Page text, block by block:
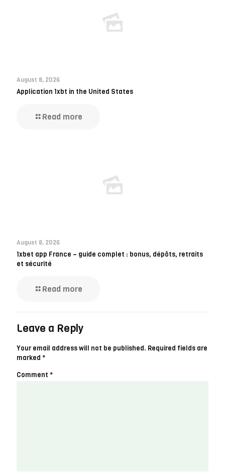
August 8, 2026
Application 1xbt in the United States
Read more
August 8, 2026
1xbet app France – guide complet : bonus, dépôts, retraits
et sécurité
Read more
Leave a Reply
Your email address will not be published. Required fields are
marked *
Comment *